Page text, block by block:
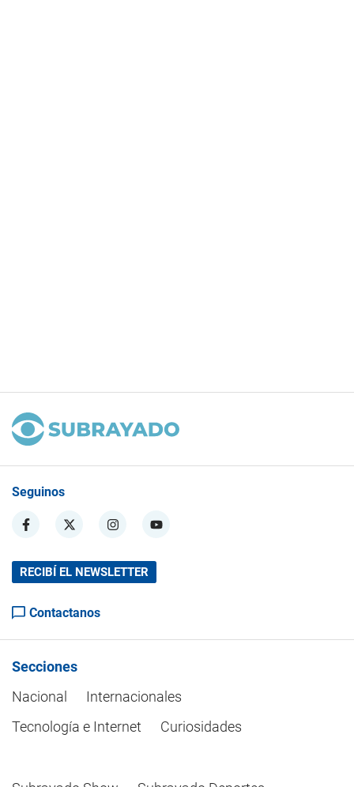
Seguinos
RECIBÍ EL NEWSLETTER
Contactanos
Secciones
Nacional
Internacionales
Tecnología e Internet
Curiosidades